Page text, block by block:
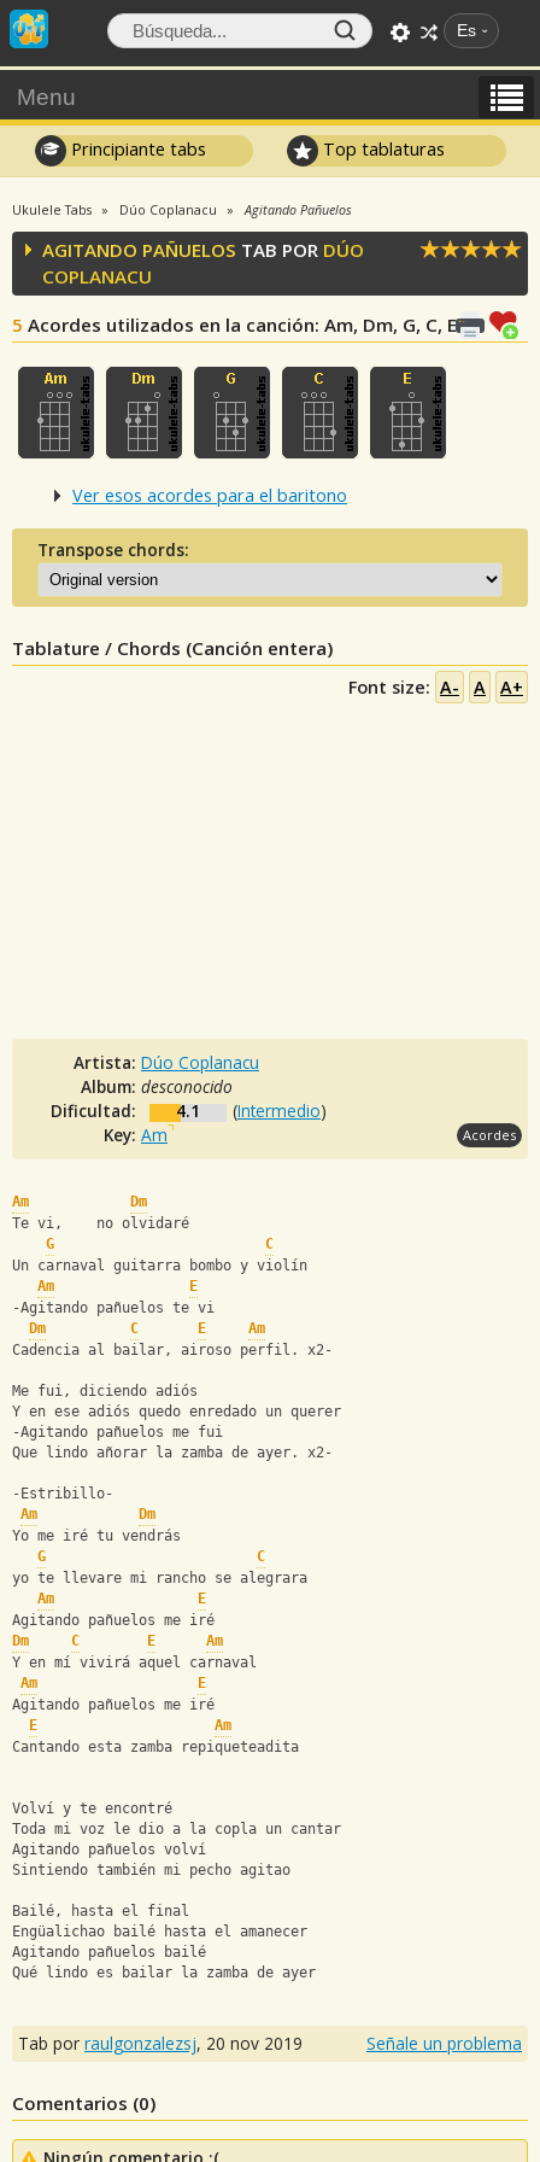
Es
Menu
Principiante tabs Top tablaturas
Ukulele Tabs Dúo Coplanacu Agitando Pañuelos
AGITANDO PAÑUELOS TAB POR DÚO
COPLANACU
5 Acordes utilizados en la canción: Am, Dm, G, C, E
Ver esos acordes para el baritono
Transpose chords:
Tablature / Chords (Canción entera)
Font size: A- A A+
Artista: Dúo Coplanacu
Album: desconocido
Dificultad:
4.1 (Intermedio)
Key: Am Acordes
Am
Dm
Te vi,    no olvidaré
G
C
Un carnaval guitarra bombo y violín
Am
E
-Agitando pañuelos te vi
Dm
C E
Am
Cadencia al bailar, airoso perfil. x2-
Me fui, diciendo adiós
Y en ese adiós quedo enredado un querer
-Agitando pañuelos me fui
Que lindo añorar la zamba de ayer. x2-
-Estribillo-
Am
Dm
Yo me iré tu vendrás
G
C
yo te llevare mi rancho se alegrara
Am
E
Agitando pañuelos me iré
Dm
C E
Am
Y en mí vivirá aquel carnaval
Am
E
Agitando pañuelos me iré
E
Am
Cantando esta zamba repiqueteadita
Volví y te encontré
Toda mi voz le dio a la copla un cantar
Agitando pañuelos volví
Sintiendo también mi pecho agitao
Bailé, hasta el final
Engüalichao bailé hasta el amanecer
Agitando pañuelos bailé
Qué lindo es bailar la zamba de ayer
Tab por raulgonzalezsj, 20 nov 2019 Señale un problema
Comentarios (0)
Ningún comentario :(